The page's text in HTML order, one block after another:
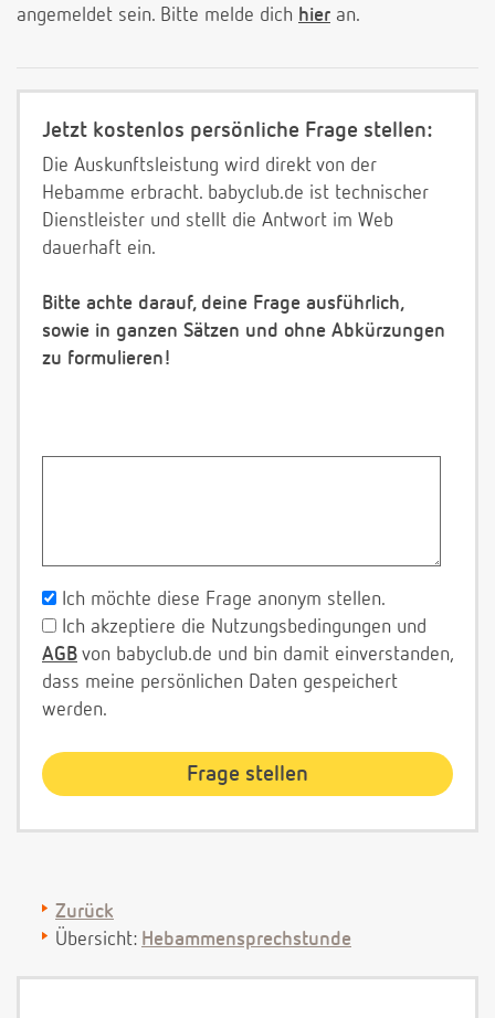
angemeldet sein. Bitte melde dich hier an.
Jetzt kostenlos persönliche Frage stellen:
Die Auskunftsleistung wird direkt von der
Hebamme erbracht. babyclub.de ist technischer
Dienstleister und stellt die Antwort im Web
dauerhaft ein.
Bitte achte darauf, deine Frage ausführlich,
sowie in ganzen Sätzen und ohne Abkürzungen
zu formulieren!
Ich möchte diese Frage anonym stellen.
Ich akzeptiere die Nutzungsbedingungen und
AGB von babyclub.de und bin damit einverstanden,
dass meine persönlichen Daten gespeichert
werden.
Zurück
Übersicht: Hebammensprechstunde